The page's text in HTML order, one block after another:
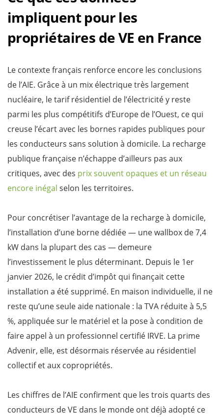
impliquent pour les
propriétaires de VE en France
Le contexte français renforce encore les conclusions
de l’AIE. Grâce à un mix électrique très largement
nucléaire, le tarif résidentiel de l’électricité y reste
parmi les plus compétitifs d’Europe de l’Ouest, ce qui
creuse l’écart avec les bornes rapides publiques pour
les conducteurs sans solution à domicile. La recharge
publique française n’échappe d’ailleurs pas aux
critiques, avec des prix souvent opaques et un réseau
encore inégal selon les territoires.
Pour concrétiser l’avantage de la recharge à domicile,
l’installation d’une borne dédiée — une wallbox de 7,4
kW dans la plupart des cas — demeure
l’investissement le plus déterminant. Depuis le 1er
janvier 2026, le crédit d’impôt qui finançait cette
installation a été supprimé. En maison individuelle, il ne
reste qu’une seule aide nationale : la TVA réduite à 5,5
%, appliquée sur le matériel et la pose à condition de
faire appel à un professionnel certifié IRVE. La prime
Advenir, elle, est désormais réservée au résidentiel
collectif et aux copropriétés.
Les chiffres de l’AIE confirment que les trois quarts des
conducteurs de VE dans le monde ont déjà adopté ce